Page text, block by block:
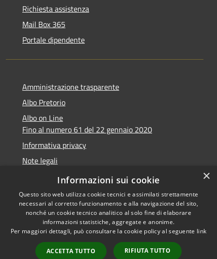
Richiesta assistenza
Mail Box 365
Portale dipendente
Amministrazione trasparente
Albo Pretorio
Albo on Line
Fino al numero 61 del 22 gennaio 2020
Informativa privacy
Note legali
Dichiarazione di accessibilità
Accessibilità
Copyright © 2026 • Comune di
Marsciano • Powered by
Municipium•
Accesso
×
Informazioni sui cookie
Questo sito web utilizza cookie tecnici e assimilati strettamente
necessari al corretto funzionamento e alla navigazione del sito,
nonché un cookie tecnico analitico al solo fine di elaborare
informazioni statistiche, aggregate e anonime.
Per maggiori dettagli, può consultare la cookie policy al seguente link
ACCETTA TUTTO RIFIUTA TUTTO